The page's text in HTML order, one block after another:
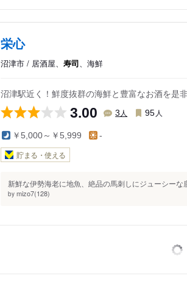
栄心
沼津市 / 居酒屋、 寿司、海鮮
沼津駅近く！鮮度抜群の海鮮と豊富なお酒を是
3.00 3 人 95 人
￥5,000～￥5,999 -
貯まる・使える
新鮮な伊勢海老に地魚、絶品の馬刺しにジューシー
by mizo7(128)